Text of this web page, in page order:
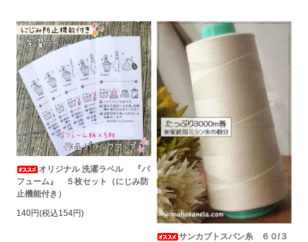
オリジナル 洗濯ラベル 『パ
フューム』 ５枚セット（にじみ防
止機能付き）
140円(税込154円)
サンカブトスパン糸 ６０/３